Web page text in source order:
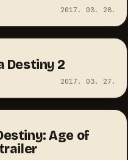
2017. 03. 28.
Destiny 2
2017. 03. 27.
Age of